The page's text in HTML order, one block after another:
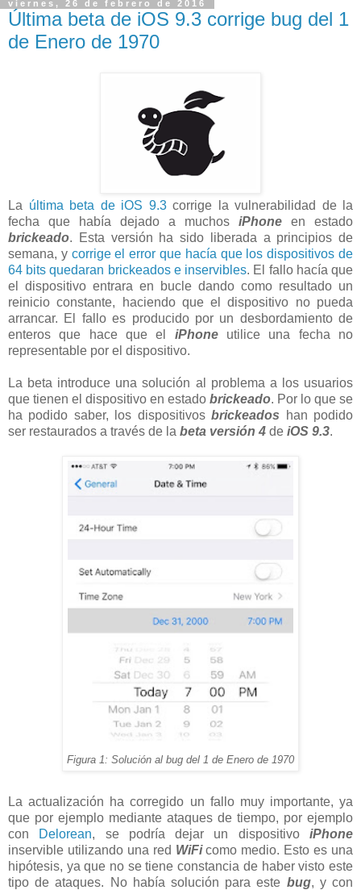
viernes, 26 de febrero de 2016
Última beta de iOS 9.3 corrige bug del 1
de Enero de 1970
La última beta de iOS 9.3corrige la vulnerabilidad de la
fecha que había dejado a muchos iPhone
en estado
brickeado. Esta versión ha sido liberada a principios de
semana, y corrige el error que hacía que los dispositivos de
64 bits quedaran brickeados e inservibles. El fallo hacía que
el dispositivo entrara en bucle dando como resultado un
reinicio constante, haciendo que el dispositivo no pueda
arrancar. El fallo es producido por un desbordamiento de
enteros que hace que el iPhone
utilice una fecha no
representable por el dispositivo.
La beta introduce una solución al problema a los usuarios
que tienen el dispositivo en estado brickeado. Por lo que se
ha podido saber, los dispositivosbrickeados
han podido
ser restaurados a través de la beta versión 4 de iOS 9.3.
Figura 1: Solución al bug del 1 de Enero de 1970
La actualización ha corregido un fallo muy importante, ya
que por ejemplo mediante ataques de tiempo, por ejemplo
con
Delorean, se podría dejar un dispositivoiPhone
inservible utilizando una red WiFi como medio. Esto es una
hipótesis, ya que no se tiene constancia de haber visto este
tipo de ataques. No había solución para este bug, y con